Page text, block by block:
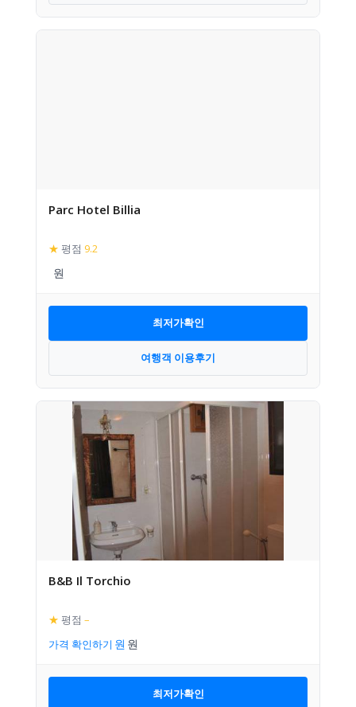
Parc Hotel Billia
★ 평점 9.2
최저가확인
여행객 이용후기
B&B Il Torchio
★ 평점 –
가격 확인하기
최저가확인